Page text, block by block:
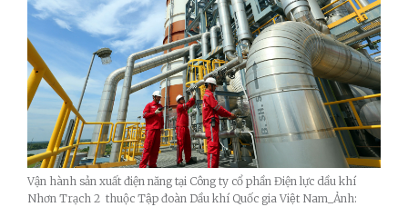
Vận hành sản xuất điện năng tại Công ty cổ phần Điện lực dầu khí
Nhơn Trạch 2 thuộc Tập đoàn Dầu khí Quốc gia Việt Nam_Ảnh: